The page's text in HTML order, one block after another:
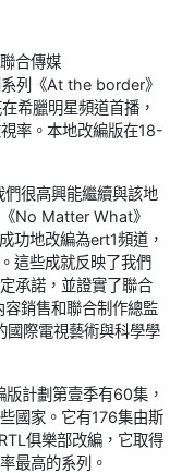
合傳媒
列《At the border》
希臘明星頻道首播，
率。本地改編版在18-
們很高興能繼續與該地
No Matter What》
功地改編為ert1頻道，
這些成就反映了我們
承諾，並證實了聯合
容銷售和聯合制作總監
際電視藝術與科學學
計劃第壹季有60集，
國家。它有176集由斯
俱樂部改編，它取得
最高的系列。